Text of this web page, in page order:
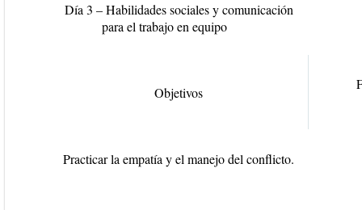
Día 3 – Habilidades sociales y comunicación
para el trabajo en equipo
Objetivos
Practicar la empatía y el manejo del conflicto.